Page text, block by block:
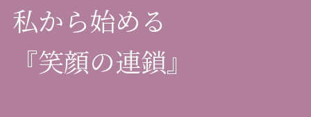
私から始める
『笑顔の連鎖』